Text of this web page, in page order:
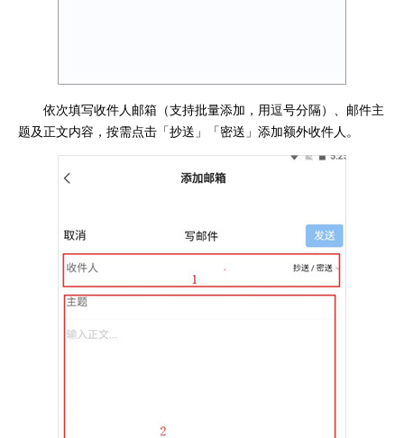
依次填写收件人邮箱（支持批量添加，用逗号分隔）、邮件主
题及正文内容，按需点击「抄送」「密送」添加额外收件人。